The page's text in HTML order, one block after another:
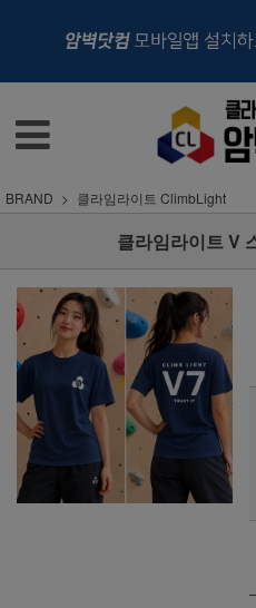
BRAND 클라임라이트 ClimbLight
클라임라이트 V